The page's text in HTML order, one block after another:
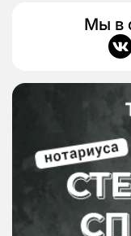
Мы в